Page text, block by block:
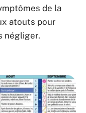
de la
atouts pour
négliger.